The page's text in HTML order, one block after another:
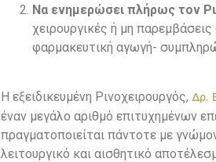
Να ενημερώσει πλήρως τον
χειρουργικές ή μη
φαρμακευτική αγωγή-
Η εξειδικευμένη Ρινοχειρουργός, Δρ.
έναν μεγάλο αριθμό επιτυχημένων
πραγματοποιείται πάντοτε με
λειτουργικό και αισθητικό